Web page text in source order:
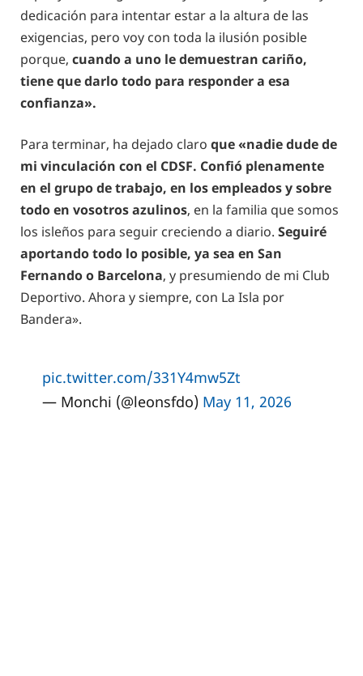
dedicación para intentar estar a la altura de las
exigencias, pero voy con toda la ilusión posible
porque, cuando a uno le demuestran cariño,
tiene que darlo todo para responder a esa
confianza».
Para terminar, ha dejado claro que «nadie dude de
mi vinculación con el CDSF. Confió plenamente
en el grupo de trabajo, en los empleados y sobre
todo en vosotros azulinos, en la familia que somos
los isleños para seguir creciendo a diario. Seguiré
aportando todo lo posible, ya sea en San
Fernando o Barcelona, y presumiendo de mi Club
Deportivo. Ahora y siempre, con La Isla por
Bandera».
pic.twitter.com/331Y4mw5Zt
— Monchi (@leonsfdo) May 11, 2026